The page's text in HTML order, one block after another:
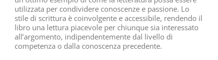
utilizzata per condividere conoscenze e passione. Lo
stile di scrittura è coinvolgente e accessibile, rendendo il
libro una lettura piacevole per chiunque sia interessato
all’argomento, indipendentemente dal livello di
competenza o dalla conoscenza precedente.